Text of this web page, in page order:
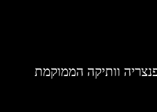
וותיקה הממוקמת